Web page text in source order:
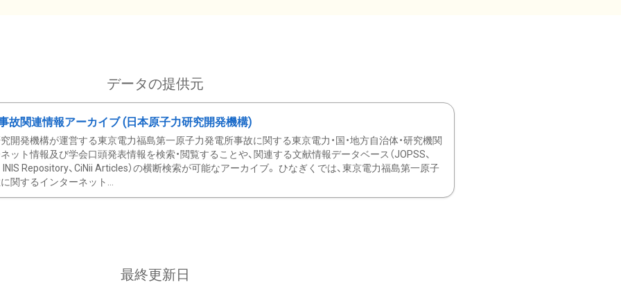
データの提供元
故関連情報アーカイブ (日本原子力研究開発機構)
開発機構が運営する東京電力福島第一原子力発電所事故に関する東京電力・国・地方自治体・研究機関
ット情報及び学会口頭発表情報を検索・閲覧することや、関連する文献情報データベース（JOPSS、
INIS Repository、CiNii Articles）の横断検索が可能なアーカイブ。 ひなぎくでは、東京電力福島第一原子
関するインターネット...
最終更新日